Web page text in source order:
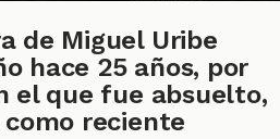
de Miguel Uribe
hace 25 años, por
el que fue absuelto,
reciente